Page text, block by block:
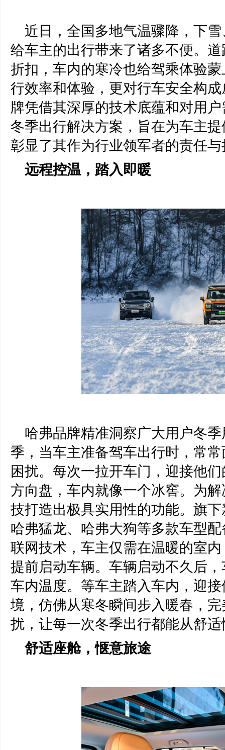
近日，全国多地气温骤降，下
给车主的出行带来了诸多不便。
折扣，车内的寒冷也给驾乘体验
行效率和体验，更对行车安全构
牌凭借其深厚的技术底蕴和对用
冬季出行解决方案，旨在为车主
彰显了其作为行业领军者的责任
远程控温，踏入即暖
哈弗品牌精准洞察广大用户冬
季，当车主准备驾车出行时，常
困扰。每次一拉开车门，迎接他
方向盘，车内就像一个冰窖。为
技打造出极具实用性的功能。 旗下
哈弗猛龙、哈弗大狗等多款车型
联网技术，车主仅需在温暖的室
提前启动车辆。车辆启动不久 后
车内温度。等车主踏入车内，迎
境，仿佛从寒冬瞬间步入暖春，
扰，让每一次冬季出行都能从舒
舒适座舱，惬意旅途